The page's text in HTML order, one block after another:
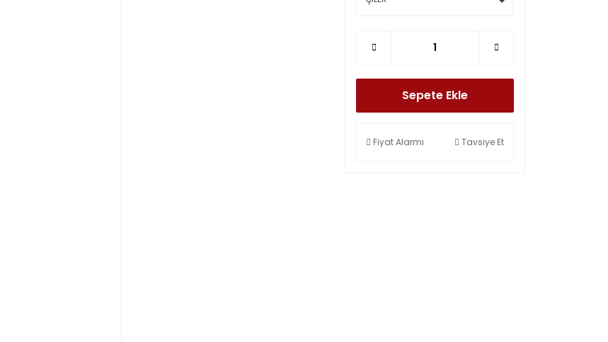
Sepete Ekle
Fiyat Alarmı Tavsiye Et